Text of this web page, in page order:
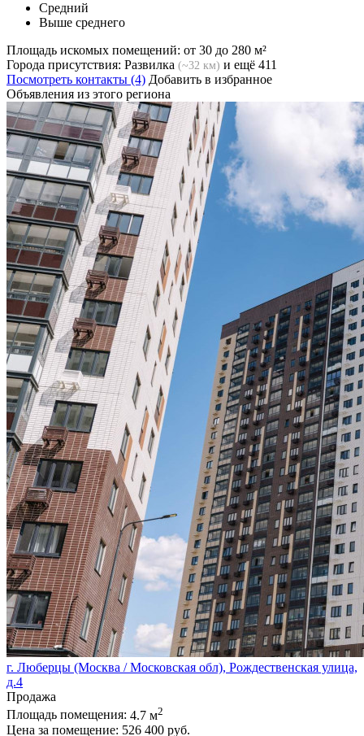
Средний
Выше среднего
Площадь искомых помещений: от 30 до 280 м²
Города присутствия: Развилка (~32 км) и ещё 411
Посмотреть контакты (4) Добавить в избранное
Объявления из этого региона
г. Люберцы (Москва / Московская обл), Рождественская улица,
д.4
Продажа
Площадь помещения: 4.7 м2
Цена за помещение: 526 400 руб.